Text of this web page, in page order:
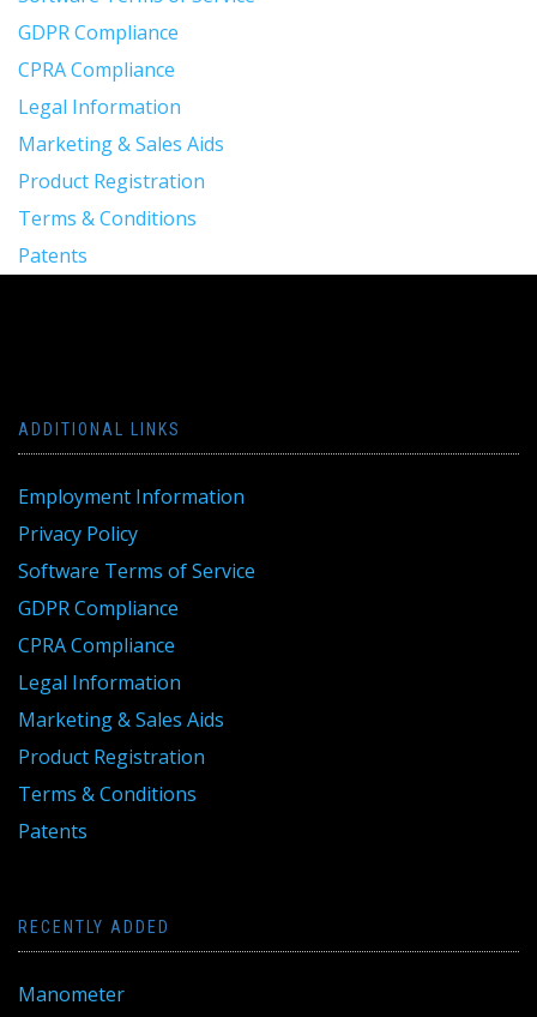
GDPR Compliance
CPRA Compliance
Legal Information
Marketing & Sales Aids
Product Registration
Terms & Conditions
Patents
ADDITIONAL LINKS
Employment Information
Privacy Policy
Software Terms of Service
GDPR Compliance
CPRA Compliance
Legal Information
Marketing & Sales Aids
Product Registration
Terms & Conditions
Patents
RECENTLY ADDED
Manometer